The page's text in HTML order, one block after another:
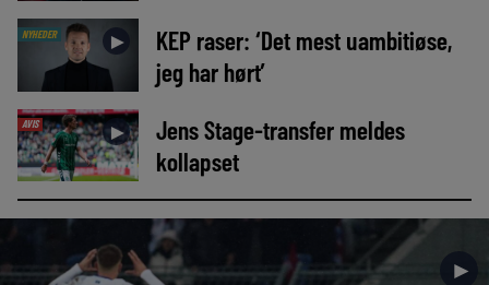
NYHEDER ►
KEP raser: ‘Det mest uambitiøse,
jeg har hørt’
AVIS ►
Jens Stage-transfer meldes
kollapset
►